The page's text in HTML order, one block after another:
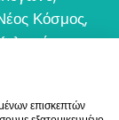
Κόσμος,
,
επισκεπτών